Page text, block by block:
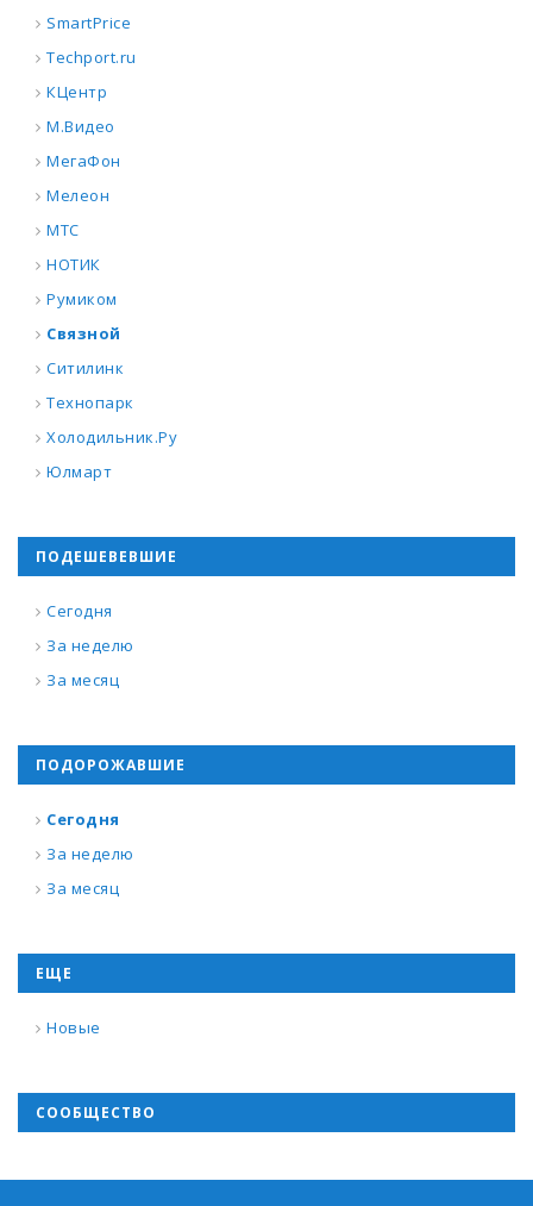
SmartPrice
Techport.ru
КЦентр
М.Видео
МегаФон
Мелеон
МТС
НОТИК
Румиком
Связной
Ситилинк
Технопарк
Холодильник.Ру
Юлмарт
ПОДЕШЕВЕВШИЕ
Сегодня
За неделю
За месяц
ПОДОРОЖАВШИЕ
Сегодня
За неделю
За месяц
ЕЩЕ
Новые
СООБЩЕСТВО